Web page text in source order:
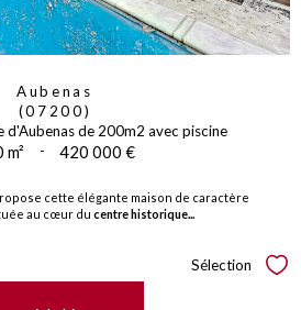
Aubenas
(07200)
d'Aubenas de 200m2 avec piscine
m² - 420 000 €
cette élégante maison de caractère
au cœur du centre historique...
Sélection